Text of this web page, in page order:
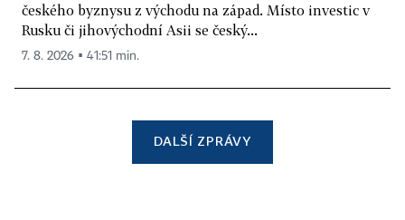
českého byznysu z východu na západ. Místo investic v
Rusku či jihovýchodní Asii se český...
7. 8. 2026 ▪ 41:51 min.
DALŠÍ ZPRÁVY